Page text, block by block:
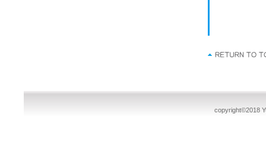
copyright©2018